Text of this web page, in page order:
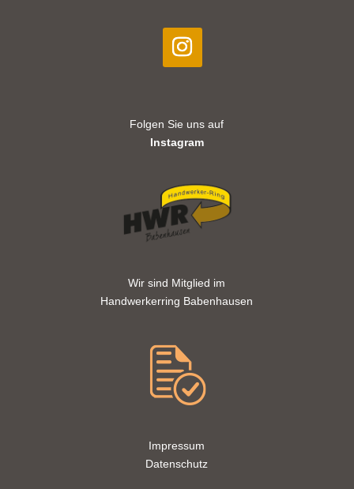
Folgen Sie uns auf
Instagram
Wir sind Mitglied im
Handwerkerring Babenhausen
Impressum
Datenschutz